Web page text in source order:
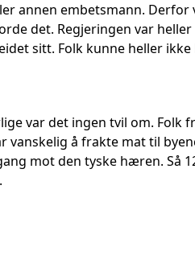
annen embetsmann.
det. Regjeringen var
sitt. Folk kunne heller
var det ingen tvil om.
vanskelig å frakte mat til
mot den tyske hæren. Så